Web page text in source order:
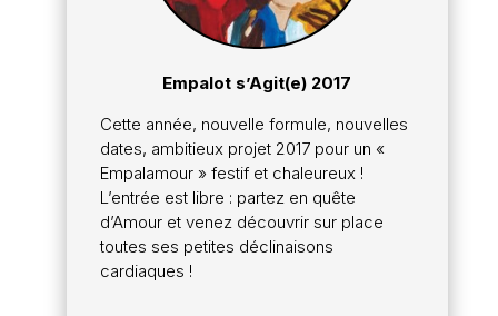
Empalot s’Agit(e) 2017
Cette année, nouvelle formule, nouvelles
dates, ambitieux projet 2017 pour un «
Empalamour » festif et chaleureux !
L’entrée est libre : partez en quête
d’Amour et venez découvrir sur place
toutes ses petites déclinaisons
cardiaques !